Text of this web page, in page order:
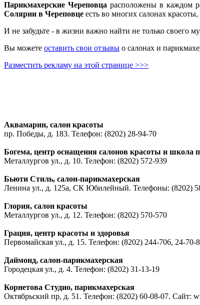
Парикмахерские Череповца расположены в каждом
Солярии в Череповце есть во многих салонах
И не забудьте - в жизни важно найти не только своего
Вы можете оставить свои отзывы о салонах и
Разместить рекламу на этой странице >>>
Аквамарин, салон красоты
пр. Победы, д. 183. Телефон: (8202) 28-94-70
Богема, центр оснащения салонов красоты и школа
Металлургов ул., д. 10. Телефон: (8202) 572-939
Бьюти Стиль, салон-парикмахерская
Ленина ул., д. 125а, СК Юбилейный. Телефоны: (8202)
Глория, салон красоты
Металлургов ул., д. 12. Телефон: (8202) 570-570
Грация, центр красоты и здоровья
Первомайская ул., д. 15. Телефон: (8202) 244-706, 24-70-
Даймонд, салон-парикмахерская
Городецкая ул., д. 4. Телефон: (8202) 31-13-19
Корнетова Студио, парикмахерская
Октябрьский пр, д. 51. Телефон: (8202) 60-08-07. Сайт: